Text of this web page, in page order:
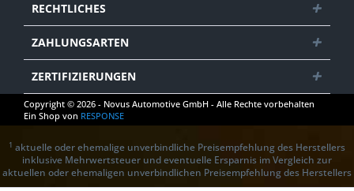
RECHTLICHES
ZAHLUNGSARTEN
ZERTIFIZIERUNGEN
Copyright © 2026 - Novus Automotive GmbH - Alle Rechte vorbehalten
Ein Shop von RESPONSE
1 aktuelle oder ehemalige unverbindliche Preisempfehlung des Herstellers
inklusive Mehrwertsteuer und eventuelle Ersparnis im Vergleich zur
aktuellen oder ehemaligen unverbindlichen Preisempfehlung des Herstellers